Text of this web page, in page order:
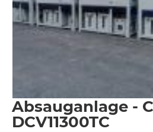
Absauganlage -
DCV11300TC